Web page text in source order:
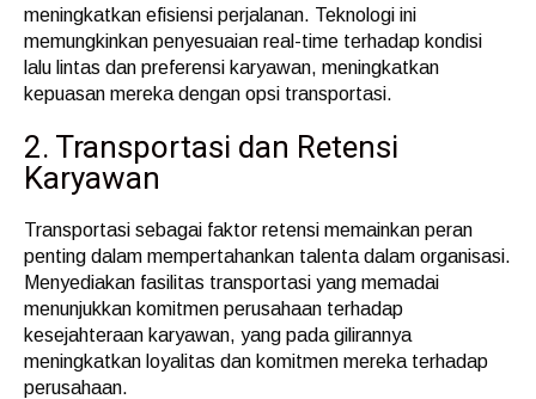
meningkatkan efisiensi perjalanan. Teknologi ini
memungkinkan penyesuaian real-time terhadap kondisi
lalu lintas dan preferensi karyawan, meningkatkan
kepuasan mereka dengan opsi transportasi.
2. Transportasi dan Retensi
Karyawan
Transportasi sebagai faktor retensi memainkan peran
penting dalam mempertahankan talenta dalam organisasi.
Menyediakan fasilitas transportasi yang memadai
menunjukkan komitmen perusahaan terhadap
kesejahteraan karyawan, yang pada gilirannya
meningkatkan loyalitas dan komitmen mereka terhadap
perusahaan.